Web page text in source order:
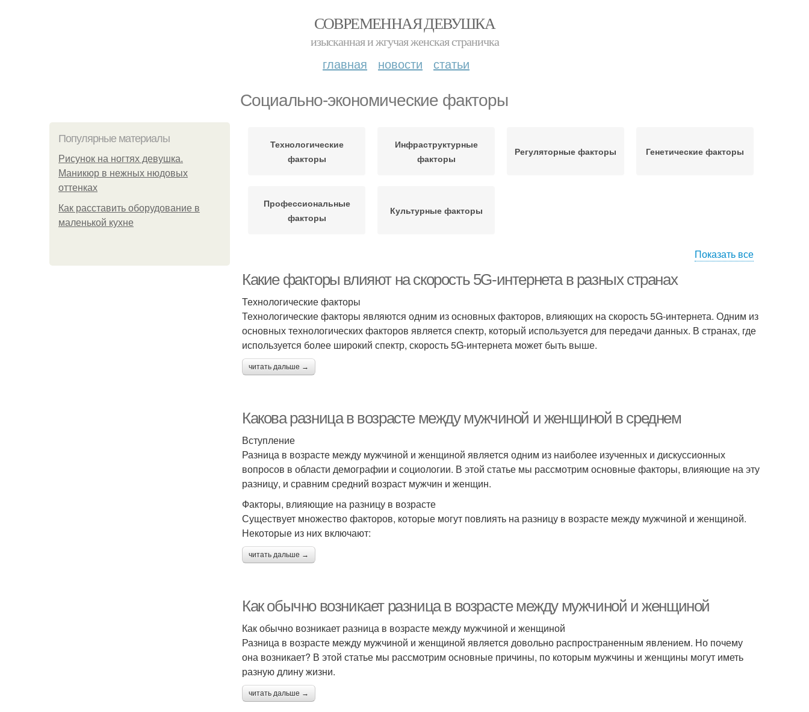
СОВРЕМЕННАЯ ДЕВУШКА
изысканная и жгучая женская страничка
главная новости статьи
Социально-экономические факторы
Популярные материалы
Рисунок на ногтях девушка.
Маникюр в нежных нюдовых
оттенках
Как расставить оборудование в
маленькой кухне
Технологические
факторы
Инфраструктурные
факторы
Регуляторные факторы Генетические факторы
Профессиональные
факторы
Культурные факторы
Показать все
Какие факторы влияют на скорость 5G-интернета в разных странах
Технологические факторы
Технологические факторы являются одним из основных факторов, влияющих на скорость 5G-интернета. Одним из
основных технологических факторов является спектр, который используется для передачи данных. В странах, где
используется более широкий спектр, скорость 5G-интернета может быть выше.
читать дальше →
Какова разница в возрасте между мужчиной и женщиной в среднем
Вступление
Разница в возрасте между мужчиной и женщиной является одним из наиболее изученных и дискуссионных
вопросов в области демографии и социологии. В этой статье мы рассмотрим основные факторы, влияющие на эту
разницу, и сравним средний возраст мужчин и женщин.
Факторы, влияющие на разницу в возрасте
Существует множество факторов, которые могут повлиять на разницу в возрасте между мужчиной и женщиной.
Некоторые из них включают:
читать дальше →
Как обычно возникает разница в возрасте между мужчиной и женщиной
Как обычно возникает разница в возрасте между мужчиной и женщиной
Разница в возрасте между мужчиной и женщиной является довольно распространенным явлением. Но почему
она возникает? В этой статье мы рассмотрим основные причины, по которым мужчины и женщины могут иметь
разную длину жизни.
читать дальше →